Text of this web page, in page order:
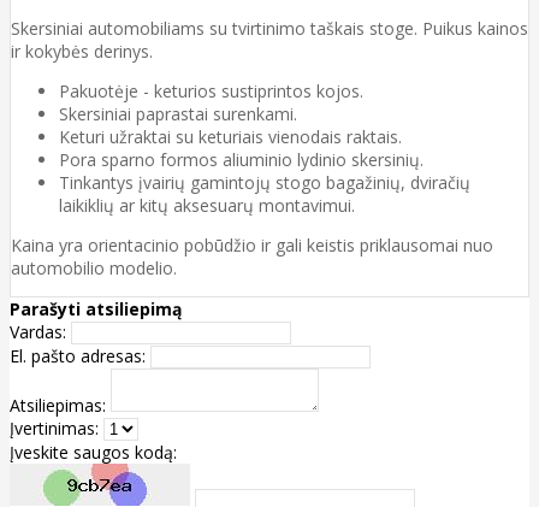
Skersiniai automobiliams su tvirtinimo taškais stoge. Puikus kainos
ir kokybės derinys.
Pakuotėje - keturios sustiprintos kojos.
Skersiniai paprastai surenkami.
Keturi užraktai su keturiais vienodais raktais.
Pora sparno formos aliuminio lydinio skersinių.
Tinkantys įvairių gamintojų stogo bagažinių, dviračių
laikiklių ar kitų aksesuarų montavimui.
Kaina yra orientacinio pobūdžio ir gali keistis priklausomai nuo
automobilio modelio.
Parašyti atsiliepimą
Vardas:
El. pašto adresas:
Atsiliepimas:
Įvertinimas:
Įveskite saugos kodą: